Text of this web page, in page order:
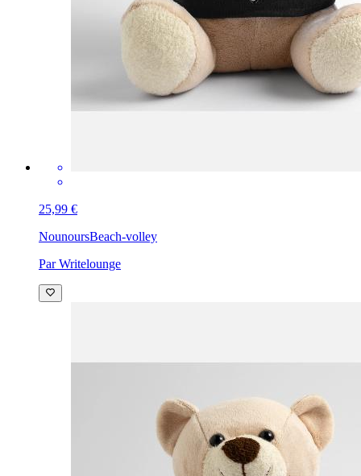
25,99 €
NounoursBeach-volley
Par Writelounge